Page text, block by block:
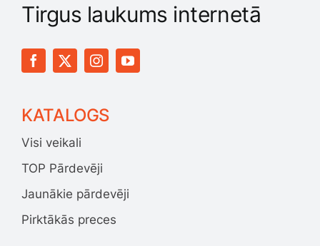
Tirgus laukums internetā
KATALOGS
Visi veikali
TOP Pārdevēji
Jaunākie pārdevēji
Pirktākās preces